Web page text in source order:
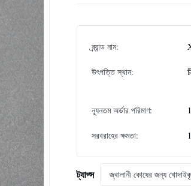
ব্র্যান্ড নাম:
উৎপত্তি স্থান:
ন্যূনতম অর্ডার পরিমাণ: 1
সরবরাহের ক্ষমতা:
ট্যাগ্স জ্বালানী কোষের জন্য